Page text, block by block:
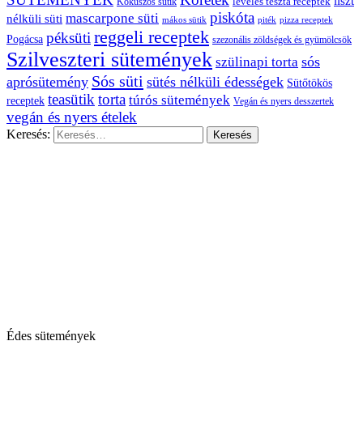
nélküli süti mascarpone süti mákos sütik piskóta piték pizza receptek
Pogácsa péksüti reggeli receptek szezonális zöldségek és gyümölcsök
Szilveszteri sütemények szülinapi torta sós
aprósütemény Sós süti sütés nélküli édességek Sütőtökös
receptek teasütik torta túrós sütemények Vegán és nyers desszertek
vegán és nyers ételek
Keresés:
Édes sütemények